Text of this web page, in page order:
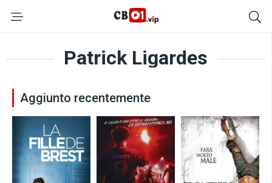
Patrick Ligardes
Aggiunto recentemente